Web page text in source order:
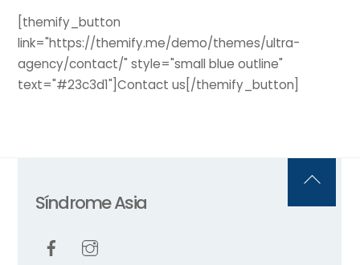
[themify_button
link="https://themify.me/demo/themes/ultra-
agency/contact/" style="small blue outline"
text="#23c3d1"]Contact us[/themify_button]
Síndrome Asia